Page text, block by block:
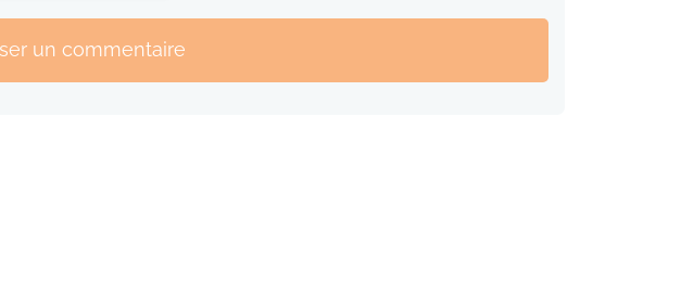
un commentaire